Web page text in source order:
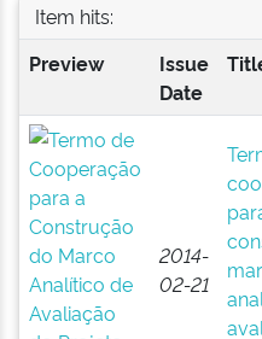
Item hits:
Preview
Issue
Date
2014-
02-21